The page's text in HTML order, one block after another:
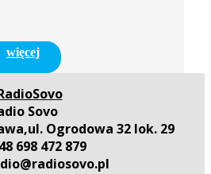
więcej
Sovo
Ogrodowa 32 lok. 29
698 472 879